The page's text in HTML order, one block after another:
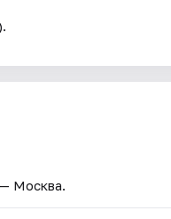
Москва.